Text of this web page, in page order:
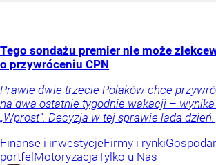
Tego sondażu premier nie może
o przywróceniu CPN
Prawie dwie trzecie Polaków chce
na dwa ostatnie tygodnie wakacji –
„Wprost”. Decyzja w tej sprawie lada dzień.
Finanse i inwestycjeFirmy i rynki
portfelMotoryzacjaTylko u Nas